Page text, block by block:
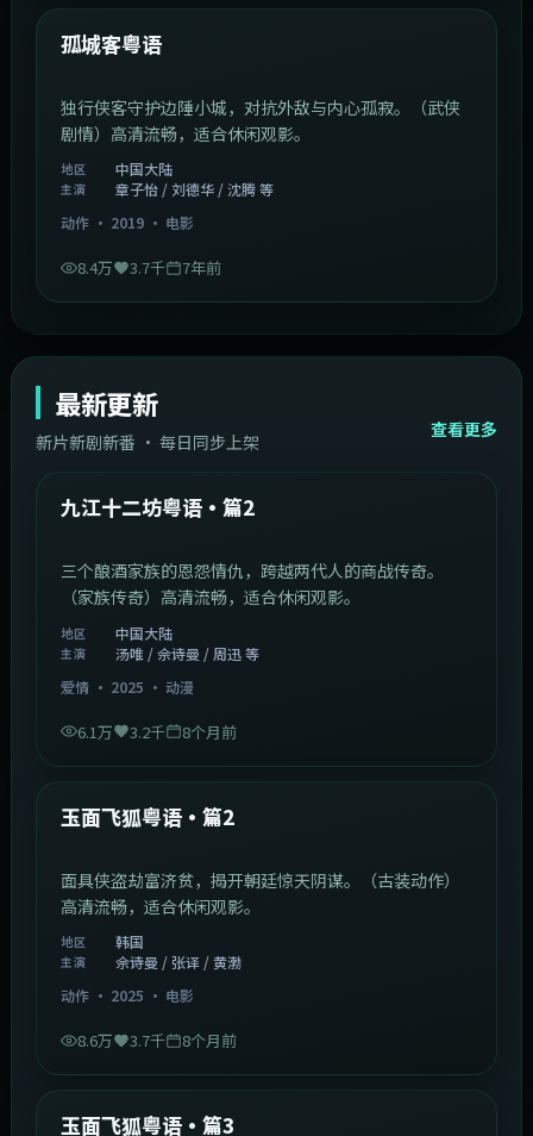
热门
孤城客粤语
独行侠客守护边陲小城，对抗外敌与内心孤寂。（武侠
剧情）高清流畅，适合休闲观影。
地区 中国大陆
主演
章子怡 / 刘德华 / 沈腾 等
动作· 2019· 电影
8.4万 3.7千 7年前
最新更新
新片新剧新番 · 每日同步上架
查看更多
最新
中国大陆 1:20:26
九江十二坊粤语·篇2
三个酿酒家族的恩怨情仇，跨越两代人的商战传奇。
（家族传奇）高清流畅，适合休闲观影。
地区 中国大陆
主演
汤唯 / 佘诗曼 / 周迅 等
爱情· 2025 · 动漫
6.1万 3.2千 8个月前
最新
玉面飞狐粤语·篇2
面具侠盗劫富济贫，揭开朝廷惊天阴谋。（古装动作）
高清流畅，适合休闲观影。
地区 韩国
主演
佘诗曼 / 张译 / 黄渤
动作· 2025 · 电影
8.6万 3.7千 8个月前
最新
玉面飞狐粤语·篇3